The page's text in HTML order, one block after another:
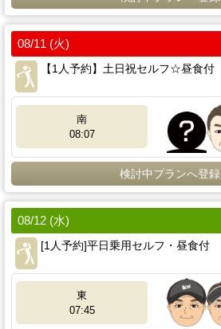
08/11 (火)
【1人予約】土日祝セルフ☆昼食付
南
08:07
検討中プランへ登録
08/12 (水)
[1人予約]平日乗用セルフ・昼食付
東
07:45